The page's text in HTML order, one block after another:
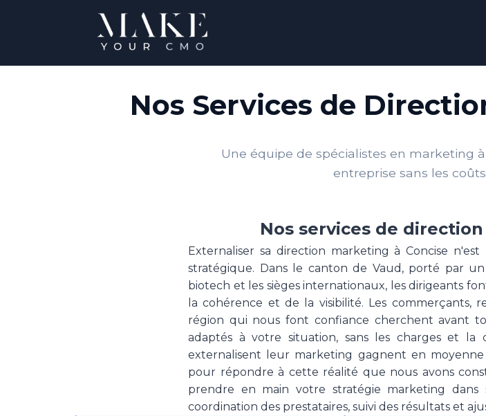
Nos Services de
Une équipe de spécialistes en marketing
entreprise sans les
Nos services de
Externaliser sa direction marketing à Concise
stratégique. Dans le canton de Vaud, porté par
biotech et les sièges internationaux, les dirigeants
la cohérence et de la visibilité. Les commerçants,
région qui nous font confiance cherchent avant
adaptés à votre situation, sans les charges et
externalisent leur marketing gagnent en
pour répondre à cette réalité que nous avons
prendre en main votre stratégie marketing dans
coordination des prestataires, suivi des résultats et